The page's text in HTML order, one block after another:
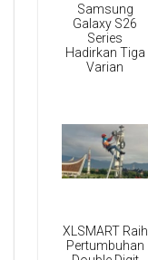
Samsung
Galaxy S26
Series
Hadirkan Tiga
Varian
XLSMART Raih
Pertumbuhan